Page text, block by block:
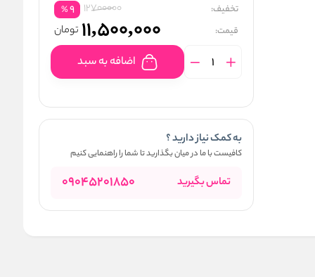
تخفیف: 12700000
9
%
قیمت: 11,500,000 تومان
اضافه به سبد
به کمک نیاز دارید ؟
کافیست با ما در میان بگذارید تا شما را راهنمایی کنیم
تماس بگیرید 09045201850